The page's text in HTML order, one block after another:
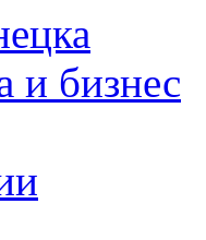
и бизнес